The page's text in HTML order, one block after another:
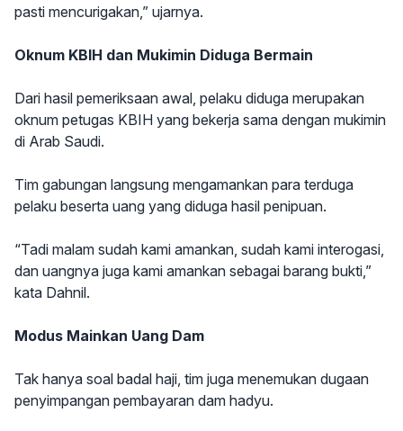
pasti mencurigakan,” ujarnya.
Oknum KBIH dan Mukimin Diduga Bermain
Dari hasil pemeriksaan awal, pelaku diduga merupakan
oknum petugas KBIH yang bekerja sama dengan mukimin
di Arab Saudi.
Tim gabungan langsung mengamankan para terduga
pelaku beserta uang yang diduga hasil penipuan.
“Tadi malam sudah kami amankan, sudah kami interogasi,
dan uangnya juga kami amankan sebagai barang bukti,”
kata Dahnil.
Modus Mainkan Uang Dam
Tak hanya soal badal haji, tim juga menemukan dugaan
penyimpangan pembayaran dam hadyu.